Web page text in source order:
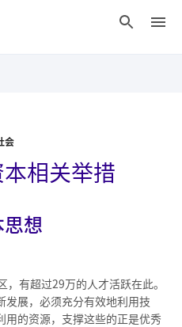
会
相关举措
想
有超过29万的人才活跃在此。
发展，必须充分有效地利用技
的资源，支撑这些的正是优秀